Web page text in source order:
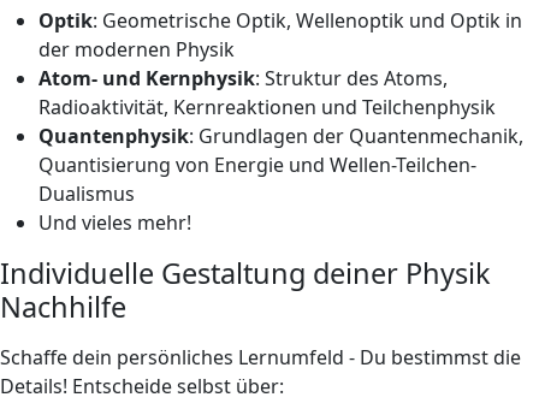
Optik: Geometrische Optik, Wellenoptik und Optik in
der modernen Physik
Atom- und Kernphysik: Struktur des Atoms,
Radioaktivität, Kernreaktionen und Teilchenphysik
Quantenphysik: Grundlagen der Quantenmechanik,
Quantisierung von Energie und Wellen-Teilchen-
Dualismus
Und vieles mehr!
Individuelle Gestaltung deiner Physik
Nachhilfe
Schaffe dein persönliches Lernumfeld - Du bestimmst die
Details! Entscheide selbst über: